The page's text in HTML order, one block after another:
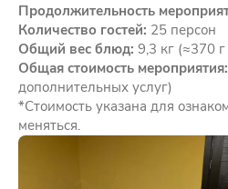
Продолжительность
Количество гостей: 25 персон
Общий вес блюд: 9,3 кг (≈370 г
Общая стоимость мероприятия:
дополнительных услуг)
*Стоимость указана для
меняться.